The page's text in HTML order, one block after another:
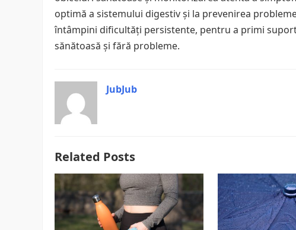
optimă a sistemului digestiv și la prevenirea
întâmpini dificultăți persistente, pentru a primi
sănătoasă și fără probleme.
JubJub
Related Posts